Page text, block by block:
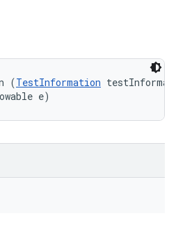
(TestInformation
e)